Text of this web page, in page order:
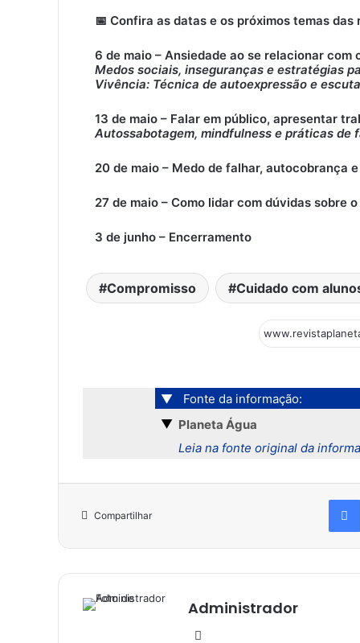
📅 Confira as datas e os próximos temas das
6 de maio – Ansiedade ao se relacionar com
Medos sociais, inseguranças e estratégias
Vivência: Técnica de autoexpressão e
13 de maio – Falar em público, apresentar
Autossabotagem, mindfulness e práticas de
20 de maio – Medo de falhar, autocobrança
27 de maio – Como lidar com dúvidas sobre
3 de junho – Encerramento
Compromisso Cuidado com
▼
Fonte da informação:
▼ Planeta Água
Leia na fonte original da
Compartilhar
Administrador